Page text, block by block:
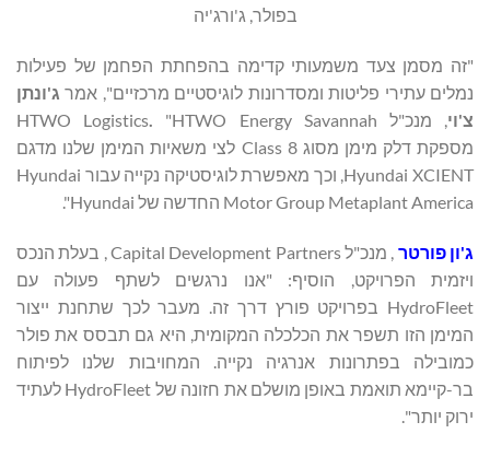
בפולר, ג'ורג'יה
"זה מסמן צעד משמעותי קדימה בהפחתת הפחמן של פעילות
נמלים עתירי פליטות ומסדרונות לוגיסטיים מרכזיים", אמר ג'ונתן
צ'וי, מנכ"ל HTWO Logistics . "HTWO Energy Savannah
מספקת דלק מימן מסוג Class 8 לצי משאיות המימן שלנו מדגם
Hyundai XCIENT, וכך מאפשרת לוגיסטיקה נקייה עבור Hyundai
Motor Group Metaplant America החדשה של Hyundai".
ג'ון פורטר
, מנכ"ל Capital Development Partners , בעלת הנכס
ויזמית הפרויקט, הוסיף: "אנו נרגשים לשתף פעולה עם
HydroFleet בפרויקט פורץ דרך זה. מעבר לכך שתחנת ייצור
המימן הזו תשפר את הכלכלה המקומית, היא גם תבסס את פולר
כמובילה בפתרונות אנרגיה נקייה. המחויבות שלנו לפיתוח
בר-קיימא תואמת באופן מושלם את חזונה של HydroFleet לעתיד
ירוק יותר".